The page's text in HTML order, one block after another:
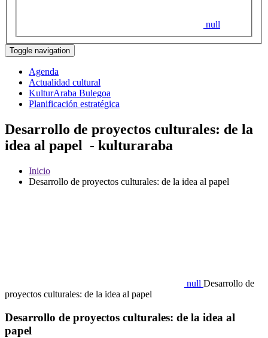
null
Toggle navigation
Agenda
Actualidad cultural
KulturAraba Bulegoa
Planificación estratégica
Desarrollo de proyectos culturales: de la
idea al papel - kulturaraba
Inicio
Desarrollo de proyectos culturales: de la idea al papel
null Desarrollo de
proyectos culturales: de la idea al papel
Desarrollo de proyectos culturales: de la idea al
papel